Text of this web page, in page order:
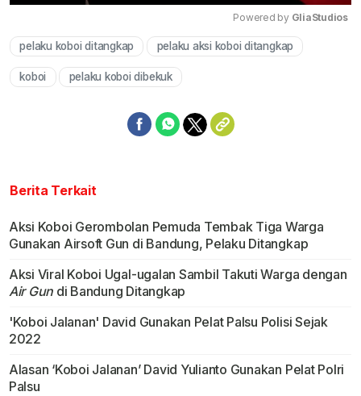
Mute
Powered by GliaStudios
pelaku koboi ditangkap pelaku aksi koboi ditangkap
koboi pelaku koboi dibekuk
Berita Terkait
Aksi Koboi Gerombolan Pemuda Tembak Tiga Warga
Gunakan Airsoft Gun di Bandung, Pelaku Ditangkap
Aksi Viral Koboi Ugal-ugalan Sambil Takuti Warga dengan
Air Gun di Bandung Ditangkap
'Koboi Jalanan' David Gunakan Pelat Palsu Polisi Sejak
2022
Alasan ‘Koboi Jalanan’ David Yulianto Gunakan Pelat Polri
Palsu